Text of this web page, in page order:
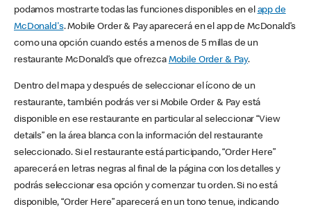
podamos mostrarte todas las funciones disponibles en el app de
McDonald's. Mobile Order & Pay aparecerá en el app de McDonald’s
como una opción cuando estés a menos de 5 millas de un
restaurante McDonald’s que ofrezca Mobile Order & Pay.
Dentro del mapa y después de seleccionar el ícono de un
restaurante, también podrás ver si Mobile Order & Pay está
disponible en ese restaurante en particular al seleccionar “View
details” en la área blanca con la información del restaurante
seleccionado. Si el restaurante está participando, “Order Here”
aparecerá en letras negras al final de la página con los detalles y
podrás seleccionar esa opción y comenzar tu orden. Si no está
disponible, “Order Here” aparecerá en un tono tenue, indicando